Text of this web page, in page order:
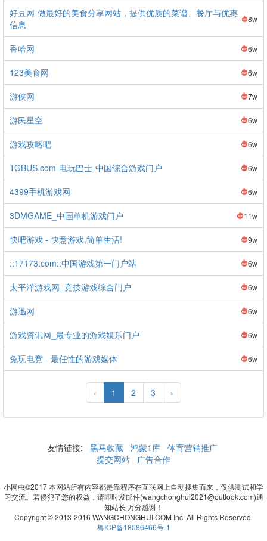
好豆网-做最好的美食分享网站，提供优质的菜谱、餐厅与优惠
信息
8w
香哈网 6w
123美食网 6w
游侠网 7w
游民星空 6w
游戏攻略吧 6w
TGBUS.com-电玩巴士-中国综合游戏门户 6w
4399手机游戏网 6w
3DMGAME_中国单机游戏门户 11w
快吧游戏 - 快意游戏,简单生活! 9w
::17173.com::中国游戏第一门户站 6w
太平洋游戏网_竞技游戏综合门户 6w
游迅网 6w
游戏资讯网_最专业的游戏娱乐门户 6w
兔玩电竞 - 最任性的游戏媒体 6w
‹ 1 2 3 ›
友情链接: 黑马收藏 鸿蒙1库 体育营销推广
提交网站
广告合作
小网虫©2017 本网站所有内容都是靠程序在互联网上自动搜集而来，仅供测试和学
习交流。若侵犯了您的权益，请即时发邮件(wangchonghui2021@outlook.com)通
知站长 万分感谢！
Copyright © 2013-2016 WANGCHONGHUI.COM Inc. All Rights Reserved.
粤ICP备18086466号-1